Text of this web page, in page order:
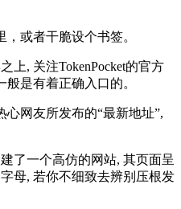
或者干脆设个书签。
上, 关注TokenPocket的官方
是有着正确入口的。
网友所发布的“最新地址”,
了一个高仿的网站, 其页面呈
母, 若你不细致去辨别压根发